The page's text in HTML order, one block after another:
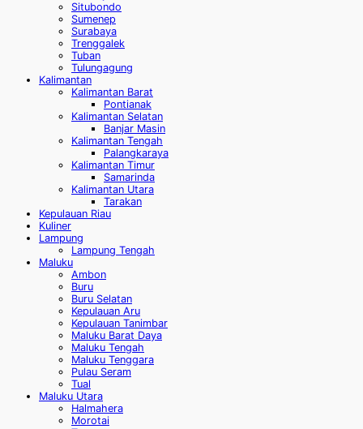
Situbondo
Sumenep
Surabaya
Trenggalek
Tuban
Tulungagung
Kalimantan
Kalimantan Barat
Pontianak
Kalimantan Selatan
Banjar Masin
Kalimantan Tengah
Palangkaraya
Kalimantan Timur
Samarinda
Kalimantan Utara
Tarakan
Kepulauan Riau
Kuliner
Lampung
Lampung Tengah
Maluku
Ambon
Buru
Buru Selatan
Kepulauan Aru
Kepulauan Tanimbar
Maluku Barat Daya
Maluku Tengah
Maluku Tenggara
Pulau Seram
Tual
Maluku Utara
Halmahera
Morotai